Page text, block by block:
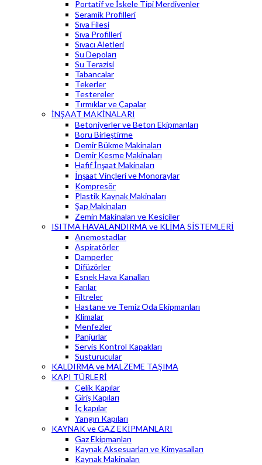
Portatif ve İskele Tipi Merdivenler
Seramik Profilleri
Sıva Filesi
Sıva Profilleri
Sıvacı Aletleri
Su Depoları
Su Terazisi
Tabancalar
Tekerler
Testereler
Tırmıklar ve Çapalar
İNŞAAT MAKİNALARI
Betoniyerler ve Beton Ekipmanları
Boru Birleştirme
Demir Bükme Makinaları
Demir Kesme Makinaları
Hafif İnşaat Makinaları
İnşaat Vinçleri ve Monoraylar
Kompresör
Plastik Kaynak Makinaları
Şap Makinaları
Zemin Makinaları ve Kesiciler
ISITMA HAVALANDIRMA ve KLİMA SİSTEMLERİ
Anemostadlar
Aspiratörler
Damperler
Difüzörler
Esnek Hava Kanalları
Fanlar
Filtreler
Hastane ve Temiz Oda Ekipmanları
Klimalar
Menfezler
Panjurlar
Servis Kontrol Kapakları
Susturucular
KALDIRMA ve MALZEME TAŞIMA
KAPI TÜRLERİ
Çelik Kapılar
Giriş Kapıları
İç kapılar
Yangın Kapıları
KAYNAK ve GAZ EKİPMANLARI
Gaz Ekipmanları
Kaynak Aksesuarları ve Kimyasalları
Kaynak Makinaları